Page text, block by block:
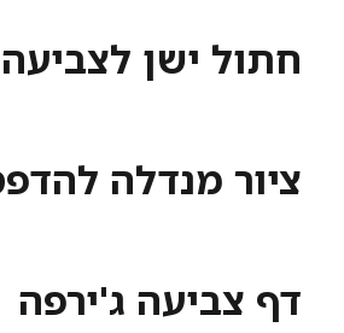
חתול ישן לצביעה
ציור מנדלה
דף צביעה ג'ירפה